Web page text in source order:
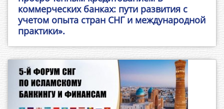
коммерческих банках: пути развития с
учетом опыта стран СНГ и международной
практики».